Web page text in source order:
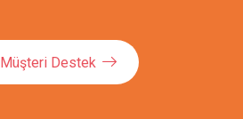
Müşteri Destek